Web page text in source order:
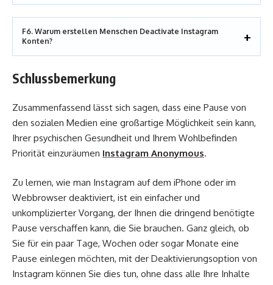
F6. Warum erstellen Menschen Deactivate Instagram
Konten?
Schlussbemerkung
Zusammenfassend lässt sich sagen, dass eine Pause von
den sozialen Medien eine großartige Möglichkeit sein kann,
Ihrer psychischen Gesundheit und Ihrem Wohlbefinden
Priorität einzuräumen Instagram Anonymous.
Zu lernen, wie man Instagram auf dem iPhone oder im
Webbrowser deaktiviert, ist ein einfacher und
unkomplizierter Vorgang, der Ihnen die dringend benötigte
Pause verschaffen kann, die Sie brauchen. Ganz gleich, ob
Sie für ein paar Tage, Wochen oder sogar Monate eine
Pause einlegen möchten, mit der Deaktivierungsoption von
Instagram können Sie dies tun, ohne dass alle Ihre Inhalte